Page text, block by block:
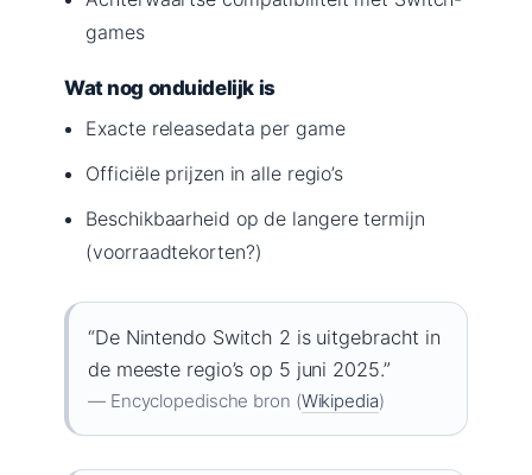
games
Wat nog onduidelijk is
Exacte releasedata per game
Officiële prijzen in alle regio’s
Beschikbaarheid op de langere termijn
(voorraadtekorten?)
“De Nintendo Switch 2 is uitgebracht in
de meeste regio’s op 5 juni 2025.”
— Encyclopedische bron (Wikipedia)